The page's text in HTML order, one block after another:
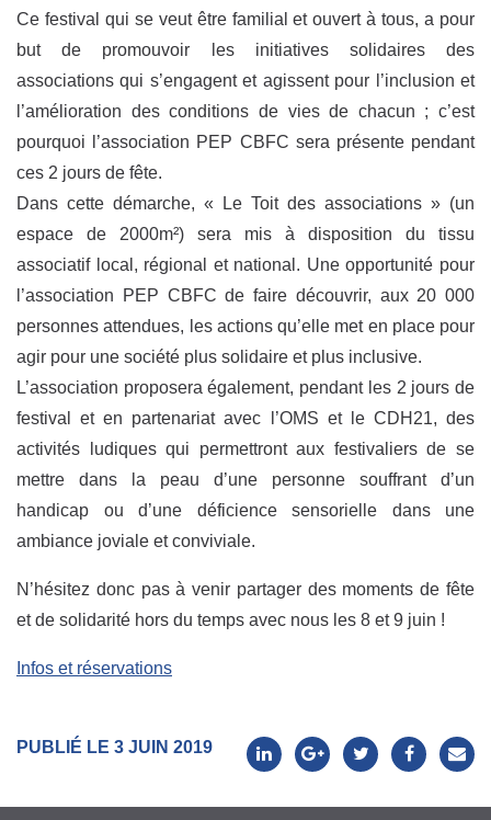
Ce festival qui se veut être familial et ouvert à tous, a pour
but de promouvoir les initiatives solidaires des
associations qui s’engagent et agissent pour l’inclusion et
l’amélioration des conditions de vies de chacun ; c’est
pourquoi l’association PEP CBFC sera présente pendant
ces 2 jours de fête.
Dans cette démarche, « Le Toit des associations » (un
espace de 2000m²) sera mis à disposition du tissu
associatif local, régional et national. Une opportunité pour
l’association PEP CBFC de faire découvrir, aux 20 000
personnes attendues, les actions qu’elle met en place pour
agir pour une société plus solidaire et plus inclusive.
L’association proposera également, pendant les 2 jours de
festival et en partenariat avec l’OMS et le CDH21, des
activités ludiques qui permettront aux festivaliers de se
mettre dans la peau d’une personne souffrant d’un
handicap ou d’une déficience sensorielle dans une
ambiance joviale et conviviale.
N’hésitez donc pas à venir partager des moments de fête
et de solidarité hors du temps avec nous les 8 et 9 juin !
Infos et réservations
PUBLIÉ LE 3 JUIN 2019